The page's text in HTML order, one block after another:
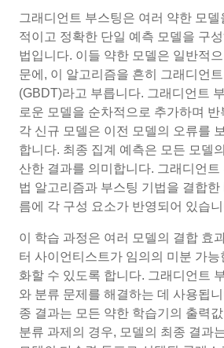
그래디언트 부스팅은 여러 약한 모
적이고 정확한 단일 예측 모델을 구성
법입니다. 이들 약한 모델은 일반적
문에, 이 알고리즘을 흔히 그래디언
(GBDT)라고 부릅니다. 그래디언트
로운 모델을 순차적으로 추가하며
각 신규 모델은 이전 모델의 오류를
합니다. 최종 집계 예측은 모든 모델
산한 결과를 의미합니다. 그래디언
법 알고리즘과 부스팅 기법을 결합한
름에 각 구성 요소가 반영되어 있습
이 학습 과정은 여러 모델의 결합 효
터 사이언티스트가 임의의 미분 가능
화할 수 있도록 합니다. 그래디언트
와 분류 문제를 해결하는 데 사용됩
종 결과는 모든 약한 학습기의 출력
분류 과제의 경우, 모델의 최종 결과